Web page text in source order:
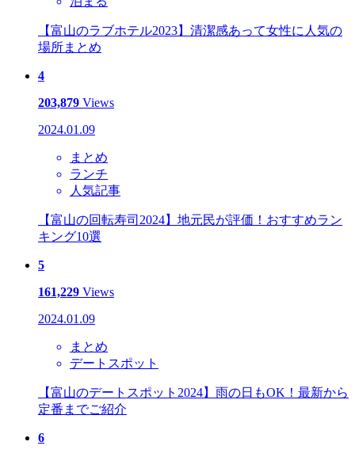
【富山のラブホテル2023】清潔感あって女性に人気の
場所まとめ
4
203,879 Views
2024.01.09
まとめ
ランチ
人気記事
【富山の回転寿司2024】地元民が評価！おすすめラン
キング10選
5
161,229 Views
2024.01.09
まとめ
デートスポット
【富山のデートスポット2024】雨の日もOK！最新から
定番までご紹介
6